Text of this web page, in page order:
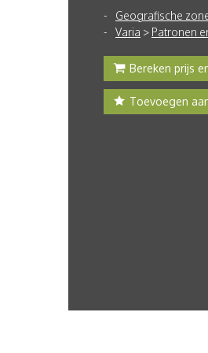
Geografische
Varia > Patronen
Bereken prijs
Toevoegen